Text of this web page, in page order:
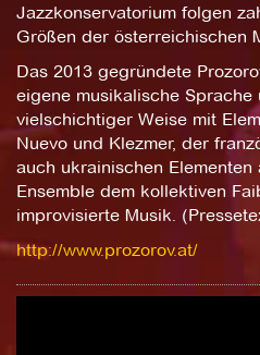
Jazzkonservatorium folgen
Größen der österreichischen
Das 2013 gegründete
eigene musikalische
vielschichtiger Weise mit
Nuevo und Klezmer, der
auch ukrainischen
Ensemble dem kollektiven
improvisierte Musik.
http://www.prozorov.at/